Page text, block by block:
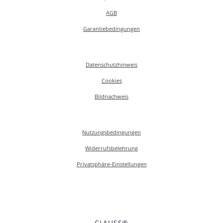
AGB
Garantiebedingungen
Datenschutzhinweis
Cookies
Bildnachweis
Nutzungsbedingungen
Widerrufsbelehrung
Privatsphäre-Einstellungen